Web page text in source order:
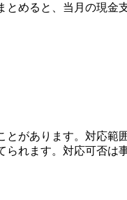
めると、当月の現
があります。対応
れます。対応可否は